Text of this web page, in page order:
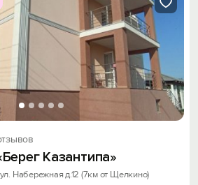
Казантипа»
Набережная д.12 (7км от Щелкино)